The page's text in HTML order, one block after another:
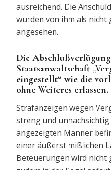
ausreichend. Die
wurden von ihm als nicht
angesehen.
Die
Staatsanwaltschaft
eingestellt“ wie die
ohne Weiteres erlassen.
Strafanzeigen wegen
streng und
angezeigten Männer
einer äußerst mißlichen
Beteuerungen wird nicht